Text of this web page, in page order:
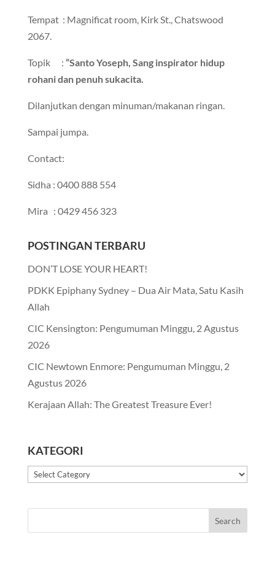
Tempat : Magnificat room, Kirk St., Chatswood
2067.
Topik : “Santo Yoseph, Sang inspirator hidup
rohani dan penuh sukacita.
Dilanjutkan dengan minuman/makanan ringan.
Sampai jumpa.
Contact:
Sidha : 0400 888 554
Mira : 0429 456 323
POSTINGAN TERBARU
DON’T LOSE YOUR HEART!
PDKK Epiphany Sydney – Dua Air Mata, Satu Kasih
Allah
CIC Kensington: Pengumuman Minggu, 2 Agustus
2026
CIC Newtown Enmore: Pengumuman Minggu, 2
Agustus 2026
Kerajaan Allah: The Greatest Treasure Ever!
KATEGORI
Kategori